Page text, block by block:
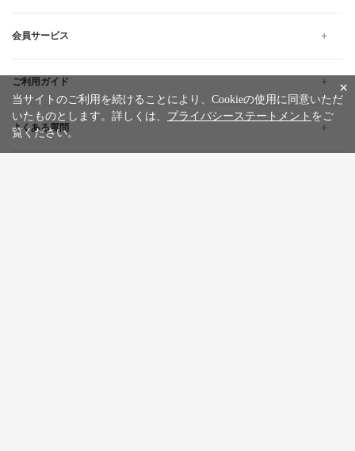
会員サービス
ご利用ガイド
よくある質問
×
当サイトのご利用を続けることにより、Cookieの使用に同意いただ
いたものとします。詳しくは、 プライバシーステートメント をご
覧ください。